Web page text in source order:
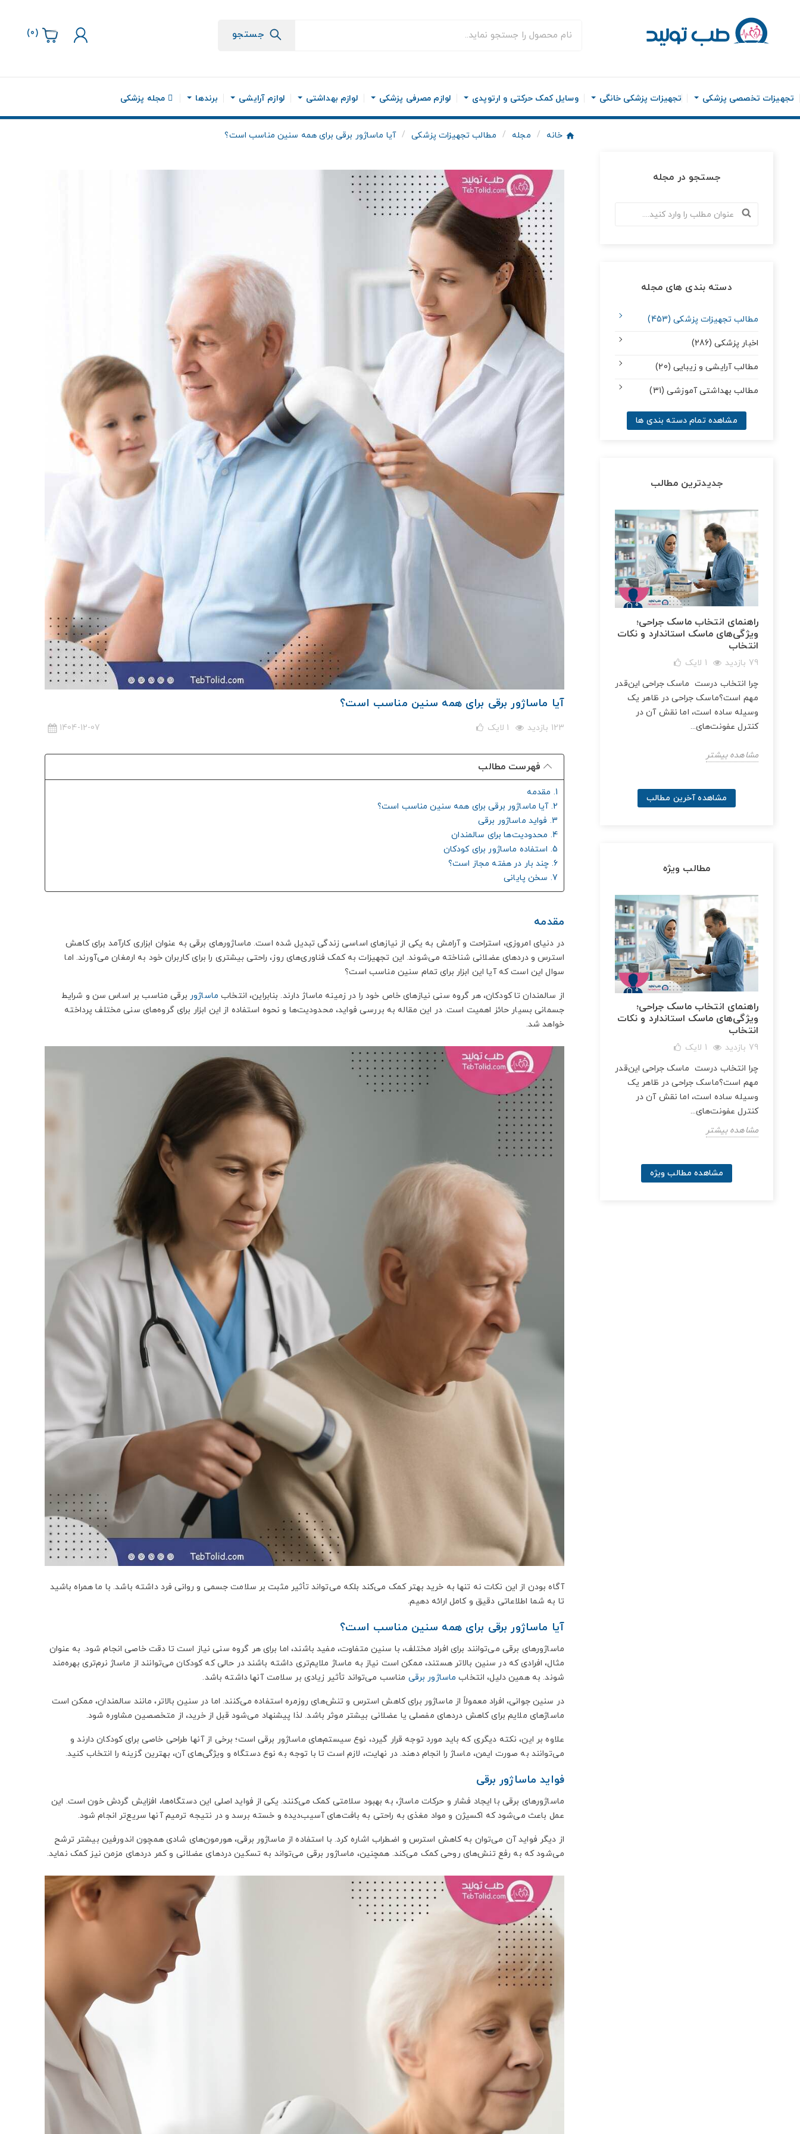
جستجو (
0
)
تجهیزات تخصصی پزشکی تجهیزات پزشکی خانگی وسایل کمک حرکتی و ارتوپدی لوازم مصرفی پزشکی لوازم بهداشتی لوازم آرایشی برندها مجله پزشکی
خانه مجله مطالب تجهیزات پزشکی آیا ماساژور برقی برای همه سنین مناسب است؟
آیا ماساژور برقی برای همه سنین مناسب است؟
123 بازدید 1 لایک 1404-12-07
فهرست مطالب
1. مقدمه
2. آیا ماساژور برقی برای همه سنین مناسب است؟
3. فواید ماساژور برقی
4. محدودیت‌ها برای سالمندان
5. استفاده ماساژور برای کودکان
6. چند بار در هفته مجاز است؟
7. سخن پایانی
مقدمه
در دنیای امروزی، استراحت و آرامش به یکی از نیازهای اساسی زندگی تبدیل شده است. ماساژورهای برقی به عنوان ابزاری کارآمد برای کاهش
استرس و دردهای عضلانی شناخته می‌شوند. این تجهیزات به کمک فناوری‌های روز، راحتی بیشتری را برای کاربران خود به ارمغان می‌آورند. اما
سوال این است که آیا این ابزار برای تمام سنین مناسب است؟
از سالمندان تا کودکان، هر گروه سنی نیازهای خاص خود را در زمینه ماساژ دارند. بنابراین، انتخاب ماساژور برقی مناسب بر اساس سن و شرایط
جسمانی بسیار حائز اهمیت است. در این مقاله به بررسی فواید، محدودیت‌ها و نحوه استفاده از این ابزار برای گروه‌های سنی مختلف پرداخته
خواهد شد.
آگاه بودن از این نکات نه تنها به خرید بهتر کمک می‌کند بلکه می‌تواند تأثیر مثبت بر سلامت جسمی و روانی فرد داشته باشد. با ما همراه باشید
تا به شما اطلاعاتی دقیق و کامل ارائه دهیم.
آیا ماساژور برقی برای همه سنین مناسب است؟
ماساژورهای برقی می‌توانند برای افراد مختلف، با سنین متفاوت، مفید باشند، اما برای هر گروه سنی نیاز است تا دقت خاصی انجام شود. به عنوان
مثال، افرادی که در سنین بالاتر هستند، ممکن است نیاز به ماساژ ملایم‌تری داشته باشند در حالی که کودکان می‌توانند از ماساژ نرم‌تری بهره‌مند
شوند. به همین دلیل، انتخاب ماساژور برقی مناسب می‌تواند تأثیر زیادی بر سلامت آنها داشته باشد.
در سنین جوانی، افراد معمولاً از ماساژور برای کاهش استرس و تنش‌های روزمره استفاده می‌کنند. اما در سنین بالاتر، مانند سالمندان، ممکن است
ماساژهای ملایم برای کاهش دردهای مفصلی یا عضلانی بیشتر موثر باشد. لذا پیشنهاد می‌شود قبل از خرید، از متخصصین مشاوره شود.
علاوه بر این، نکته دیگری که باید مورد توجه قرار گیرد، نوع سیستم‌های ماساژور برقی است؛ برخی از آنها طراحی خاصی برای کودکان دارند و
می‌توانند به صورت ایمن، ماساژ را انجام دهند. در نهایت، لازم است تا با توجه به نوع دستگاه و ویژگی‌های آن، بهترین گزینه را انتخاب کنید.
فواید ماساژور برقی
ماساژورهای برقی با ایجاد فشار و حرکات ماساژ، به بهبود سلامتی کمک می‌کنند. یکی از فواید اصلی این دستگاه‌ها، افزایش گردش خون است. این
عمل باعث می‌شود که اکسیژن و مواد مغذی به راحتی به بافت‌های آسیب‌دیده و خسته برسد و در نتیجه ترمیم آنها سریع‌تر انجام شود.
از دیگر فواید آن می‌توان به کاهش استرس و اضطراب اشاره کرد. با استفاده از ماساژور برقی، هورمون‌های شادی همچون اندورفین بیشتر ترشح
می‌شود که به رفع تنش‌های روحی کمک می‌کند. همچنین، ماساژور برقی می‌تواند به تسکین دردهای عضلانی و کمر دردهای مزمن نیز کمک نماید.
جستجو در مجله
دسته بندی های مجله
مطالب تجهیزات پزشکی (453)
اخبار پزشکی (286)
مطالب آرایشی و زیبایی (20)
مطالب بهداشتی آموزشی (31)
مشاهده تمام دسته بندی ها
جدیدترین مطالب
راهنمای انتخاب ماسک جراحی؛
ویژگی‌های ماسک استاندارد و نکات
انتخاب
79 بازدید 1 لایک
چرا انتخاب درست ماسک جراحی این‌قدر
مهم است؟ماسک جراحی در ظاهر یک
وسیله ساده است، اما نقش آن در
کنترل عفونت‌های...
مشاهده بیشتر
مشاهده آخرین مطالب
مطالب ویژه
راهنمای انتخاب ماسک جراحی؛
ویژگی‌های ماسک استاندارد و نکات
انتخاب
79 بازدید 1 لایک
چرا انتخاب درست ماسک جراحی این‌قدر
مهم است؟ماسک جراحی در ظاهر یک
وسیله ساده است، اما نقش آن در
کنترل عفونت‌های...
مشاهده بیشتر
مشاهده مطالب ویژه